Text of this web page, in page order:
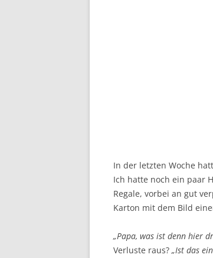
In der letzten Woche
Ich hatte noch ein paar
Regale, vorbei an gut
Karton mit dem Bild
„Papa, was ist denn hier
Verluste raus? „Ist das